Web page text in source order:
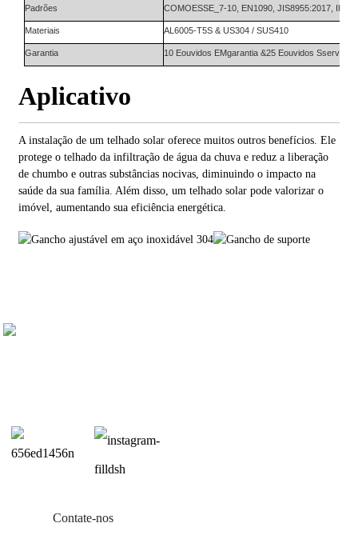
Padrões COMOESSE _7-10, EN1090, JIS8955:2017,
Materiais AL6005-T5S &US304/ SUS410
Garantia 10 Eouvidos EMgarantia&25 EouvidosSserviço
Aplicativo
A instalação de um telhado solar oferece muitos outros benefícios. Ele
protege o telhado da infiltração de água da chuva e reduz a liberação
de chumbo e outras substâncias nocivas, diminuindo o impacto na
saúde da sua família. Além disso, um telhado solar pode valorizar o
imóvel, aumentando sua eficiência energética.
Contate-nos